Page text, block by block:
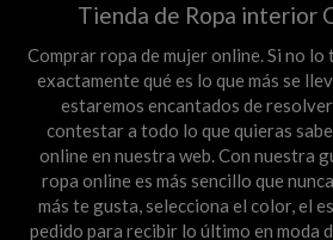
Tienda de Ropa interior
Comprar ropa de mujer online. Si no lo
exactamente qué es lo que más se
estaremos encantados de
contestar a todo lo que quieras
online en nuestra web. Con nuestra
ropa online es más sencillo que
más te gusta, selecciona el color, el
pedido para recibir lo último en moda